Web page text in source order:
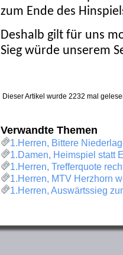
zum Ende des
Deshalb gilt für uns
Sieg würde unserem
Dieser Artikel wurde 2232 mal
Verwandte Themen
1.Herren, Bittere
1.Damen, Heimspiel statt
1.Herren, Trefferquote
1.Herren, MTV Herzhorn
1.Herren, Auswärtssieg